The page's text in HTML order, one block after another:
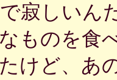
寂しいん
ものを食
けど、あ